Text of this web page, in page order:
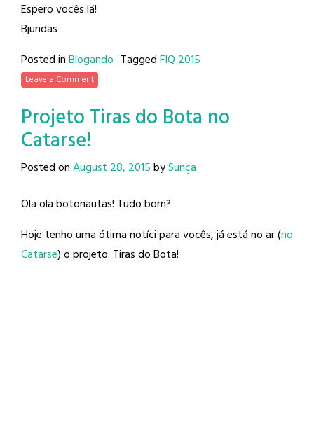
Espero vocês lá!
Bjundas
Posted inBlogando TaggedFIQ 2015
Leave a Comment
Projeto Tiras do Bota no
Catarse!
Posted onAugust 28, 2015bySunça
Ola ola botonautas! Tudo bom?
Hoje tenho uma ótima notíci para vocês, já está no ar (no
Catarse) o projeto: Tiras do Bota!